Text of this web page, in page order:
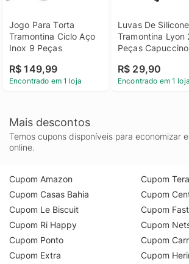
Jogo Para Torta
Tramontina Ciclo Aço
Inox 9 Peças
R$ 149,99
Encontrado em 1 loja
Luvas De Silicone
Tramontina Lyon
Peças Capuccino
R$ 29,90
Encontrado em 1 loja
Mais descontos
Temos cupons disponíveis para economizar
online.
Cupom Amazon
Cupom Casas Bahia
Cupom Le Biscuit
Cupom Ri Happy
Cupom Ponto
Cupom Extra
Cupom
Cupom
Cupom
Cupom
Cupom
Cupom